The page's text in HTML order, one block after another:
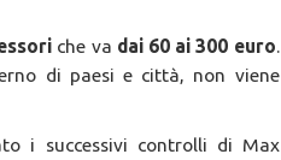
che va dai 60 ai 300 euro.
di paesi e città, non viene
i successivi controlli di Max